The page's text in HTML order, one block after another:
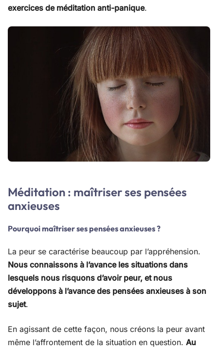
exercices de méditation anti-panique.
Méditation : maîtriser ses pensées
anxieuses
Pourquoi maîtriser ses pensées anxieuses ?
La peur se caractérise beaucoup par l’appréhension.
Nous connaissons à l’avance les situations dans
lesquels nous risquons d’avoir peur, et nous
développons à l’avance des pensées anxieuses à son
sujet.
En agissant de cette façon, nous créons la peur avant
même l’affrontement de la situation en question. Au